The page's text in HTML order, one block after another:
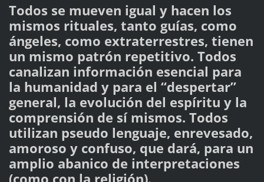
Todos se mueven igual y hacen los
mismos rituales, tanto guías, como
ángeles, como extraterrestres, tienen
un mismo patrón repetitivo. Todos
canalizan información esencial para
la humanidad y para el “despertar”
general, la evolución del espíritu y la
comprensión de sí mismos. Todos
utilizan pseudo lenguaje, enrevesado,
amoroso y confuso, que dará, para un
amplio abanico de interpretaciones